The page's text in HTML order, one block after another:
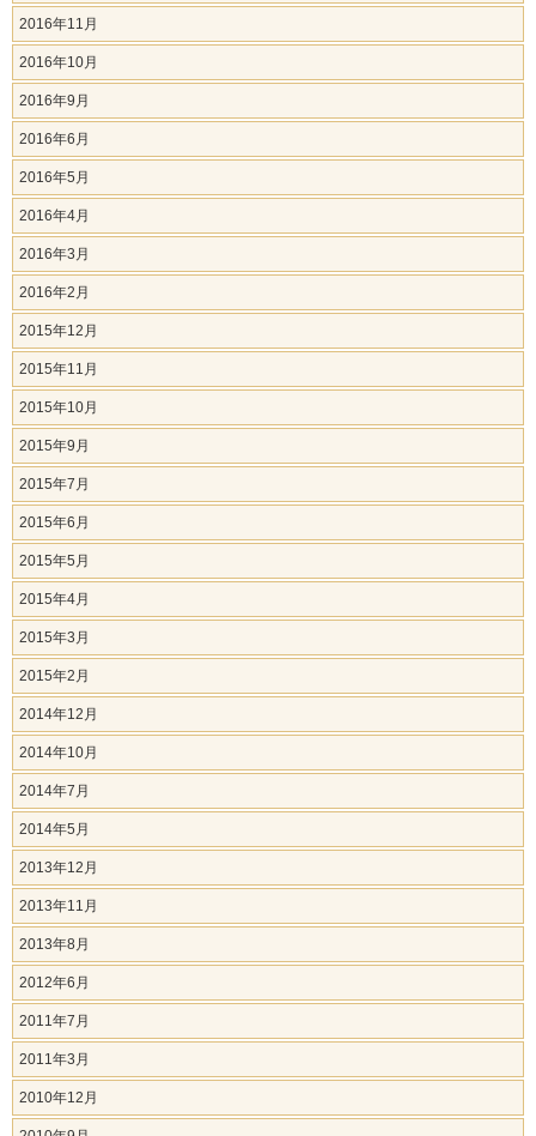
2016年11月
2016年10月
2016年9月
2016年6月
2016年5月
2016年4月
2016年3月
2016年2月
2015年12月
2015年11月
2015年10月
2015年9月
2015年7月
2015年6月
2015年5月
2015年4月
2015年3月
2015年2月
2014年12月
2014年10月
2014年7月
2014年5月
2013年12月
2013年11月
2013年8月
2012年6月
2011年7月
2011年3月
2010年12月